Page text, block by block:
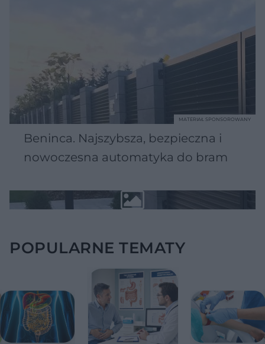
Beninca. Najszybsza, bezpieczna i
nowoczesna automatyka do bram
MATERIAŁ SPONSOROWANY
POPULARNE TEMATY